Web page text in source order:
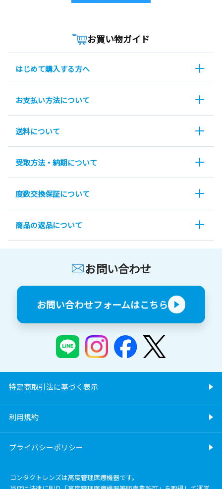
お買い物ガイド
はじめて購入する方へ
お支払い方法について
送料について
受取方法・納期について
度数交換保証について
商品の返品について
お問い合わせ
お問い合わせフォームはこちら
特定商取引法に基づく表示
利用規約
プライバシーポリシー
コンタクトレンズは高度管理医療機器です。